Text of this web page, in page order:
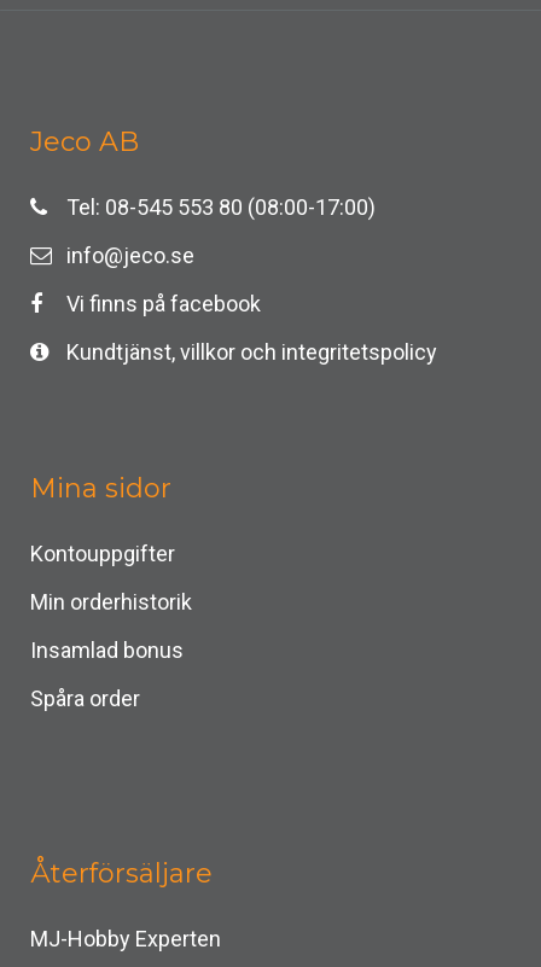
Jeco AB
Tel: 08-545 553 80 (08:00-17:00)
info@jeco.se
Vi finns på facebook
Kundtjänst, villkor och integritetspolicy
Mina sidor
Kontouppgifter
Min orderhistorik
Insamlad bonus
Spåra order
Återförsäljare
MJ-Hobby Experten